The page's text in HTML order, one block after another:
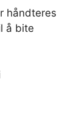
håndteres
å bite